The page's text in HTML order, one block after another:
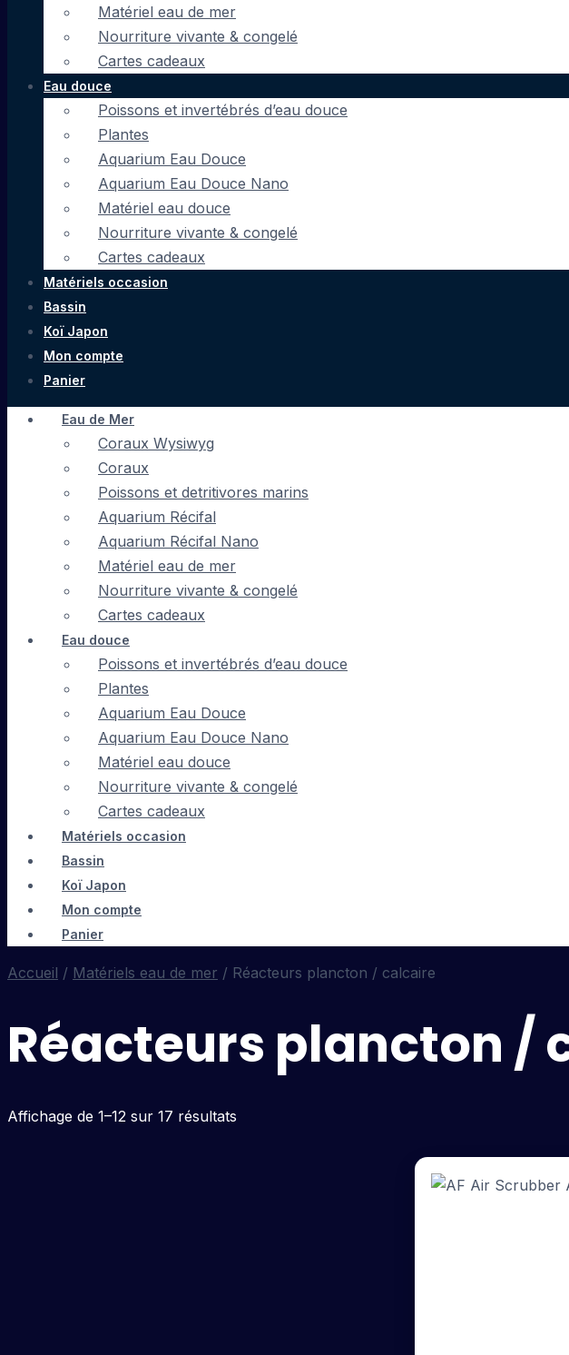
Matériel eau de mer
Nourriture vivante & congelé
Cartes cadeaux
Eau douce
Poissons et invertébrés d’eau douce
Plantes
Aquarium Eau Douce
Aquarium Eau Douce Nano
Matériel eau douce
Nourriture vivante & congelé
Cartes cadeaux
Matériels occasion
Bassin
Koï Japon
Mon compte
Panier
Eau de Mer
Coraux Wysiwyg
Coraux
Poissons et detritivores marins
Aquarium Récifal
Aquarium Récifal Nano
Matériel eau de mer
Nourriture vivante & congelé
Cartes cadeaux
Eau douce
Poissons et invertébrés d’eau douce
Plantes
Aquarium Eau Douce
Aquarium Eau Douce Nano
Matériel eau douce
Nourriture vivante & congelé
Cartes cadeaux
Matériels occasion
Bassin
Koï Japon
Mon compte
Panier
Accueil / Matériels eau de mer / Réacteurs plancton / calcaire
Réacteurs plancton /
Affichage de 1–12 sur 17 résultats